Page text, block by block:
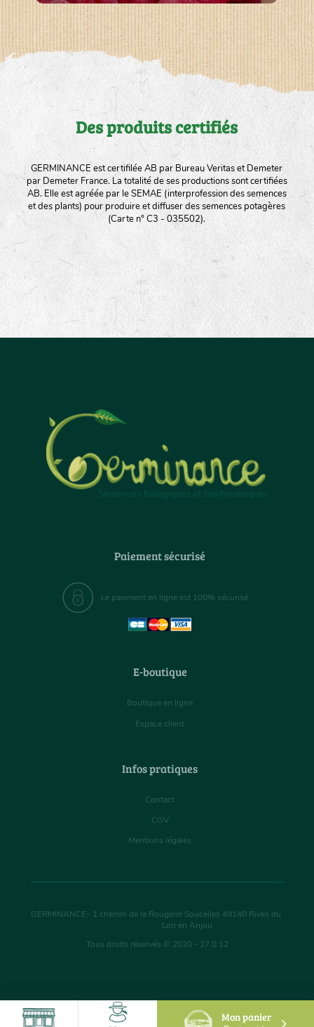
Mon panier
Des produits certifiés
GERMINANCE est certifilée AB par Bureau Veritas et Demeter
par Demeter France. La totalité de ses productions sont certifiées
AB. Elle est agréée par le SEMAE (interprofession des semences
et des plants) pour produire et diffuser des semences potagères
(Carte n° C3 - 035502).
Paiement sécurisé
Le paiement en ligne est 100% sécurisé
E-boutique
Boutique en ligne
Espace client
Infos pratiques
Contact
CGV
Mentions légales
GERMINANCE- 1 chemin de la Rougerie Soucelles 49140 Rives du
Loir en Anjou
Tous droits réservés © 2020 - 27.0.12